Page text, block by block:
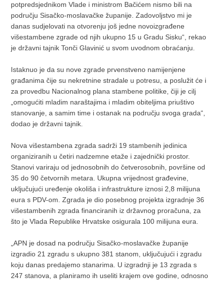
potpredsjednikom Vlade i ministrom Bačićem nismo bili na
području Sisačko-moslavačke županije. Zadovoljstvo mi je
danas sudjelovati na otvorenju još jedne novoizgrađene
višestambene zgrade od njih ukupno 15 u Gradu Sisku“, rekao
je državni tajnik Tonči Glavinić u svom uvodnom obraćanju.
Istaknuo je da su nove zgrade prvenstveno namijenjene
građanima čije su nekretnine stradale u potresu, a poslužit će i
za provedbu Nacionalnog plana stambene politike, čiji je cilj
„omogućiti mladim naraštajima i mladim obiteljima priuštivo
stanovanje, a samim time i ostanak na području svoga grada“,
dodao je državni tajnik.
Nova višestambena zgrada sadrži 19 stambenih jedinica
organiziranih u četiri nadzemne etaže i zajednički prostor.
Stanovi variraju od jednosobnih do četverosobnih, površine od
35 do 90 četvornih metara. Ukupna vrijednost građevine,
uključujući uređenje okoliša i infrastrukture iznosi 2,8 milijuna
eura s PDV-om. Zgrada je dio posebnog projekta izgradnje 36
višestambenih zgrada financiranih iz državnog proračuna, za
što je Vlada Republike Hrvatske osigurala 100 milijuna eura.
„APN je dosad na području Sisačko-moslavačke županije
izgradio 21 zgradu s ukupno 381 stanom, uključujući i zgradu
koju danas predajemo stanarima. U izgradnji je 13 zgrada s
247 stanova, a planiramo ih useliti krajem ove godine, odnosno